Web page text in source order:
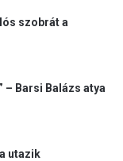
szobrát a
– Barsi Balázs atya
utazik